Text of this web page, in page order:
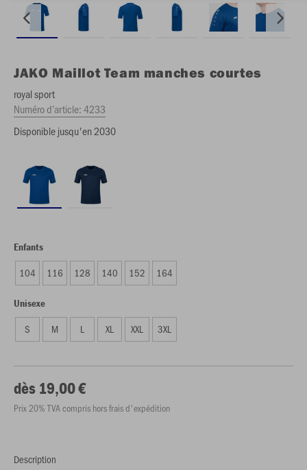
JAKO Maillot Team manches courtes
royal sport
Numéro d’article:4233
Disponible jusqu'en 2030
Enfants
104 116 128 140 152 164
Unisexe
S M L XL XXL 3XL
dès 19,00 €
Prix 20% TVA compris hors frais d'expédition
Description